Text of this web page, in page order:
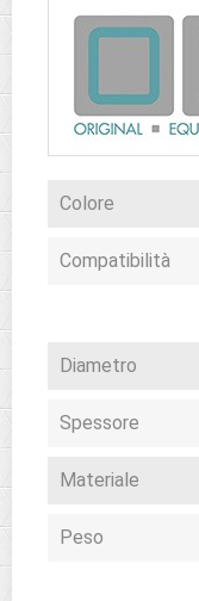
Colore
Compatibilità
Diametro
Spessore
Materiale
Peso